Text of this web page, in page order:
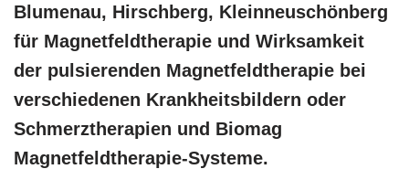
Blumenau, Hirschberg, Kleinneuschönberg
für Magnetfeldtherapie und Wirksamkeit
der pulsierenden Magnetfeldtherapie bei
verschiedenen Krankheitsbildern oder
Schmerztherapien und Biomag
Magnetfeldtherapie-Systeme.